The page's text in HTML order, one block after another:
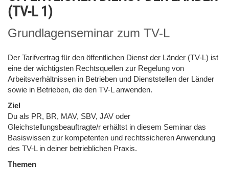
(TV-L 1)
Grundlagenseminar zum TV-L
Der Tarifvertrag für den öffentlichen Dienst der Länder (TV-L) ist
eine der wichtigsten Rechtsquellen zur Regelung von
Arbeitsverhältnissen in Betrieben und Dienststellen der Länder
sowie in Betrieben, die den TV-L anwenden.
Ziel
Du als PR, BR, MAV, SBV, JAV oder
Gleichstellungsbeauftragte/r erhältst in diesem Seminar das
Basiswissen zur kompetenten und rechtssicheren Anwendung
des TV-L in deiner betrieblichen Praxis.
Themen